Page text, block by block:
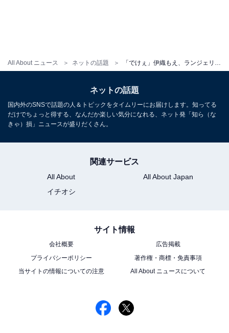
All About ニュース ネットの話題 「でけぇ」伊織もえ、ランジェリー姿で“むちむち”の美ボディあらわに！ 「最高のむちむち具合」
ネットの話題
国内外のSNSで話題の人＆トピックをタイムリーにお届けします。知ってる
だけでちょっと得する、なんだか楽しい気分になれる、ネット発「知ら（な
きゃ）損」ニュースが盛りだくさん。
関連サービス
All About
All About Japan
イチオシ
サイト情報
会社概要
広告掲載
プライバシーポリシー
著作権・商標・免責事項
当サイトの情報についての注意
All About ニュースについて